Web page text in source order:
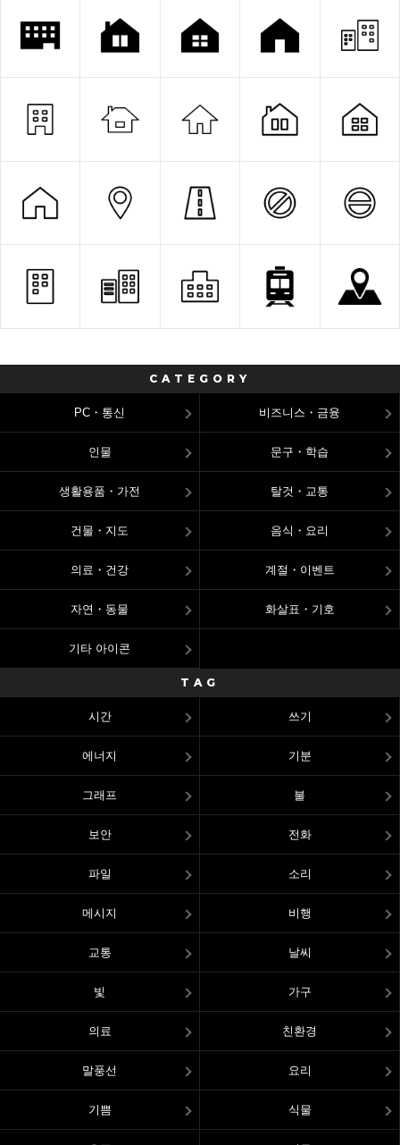
CATEGORY
PC・통신 비즈니스・금융
인물 문구・학습
생활용품・가전 탈것・교통
건물・지도 음식・요리
의료・건강 계절・이벤트
자연・동물 화살표・기호
기타 아이콘
TAG
시간 쓰기
에너지 기분
그래프 불
보안 전화
파일 소리
메시지 비행
교통 날씨
빛 가구
의료 친환경
말풍선 요리
기쁨 식물